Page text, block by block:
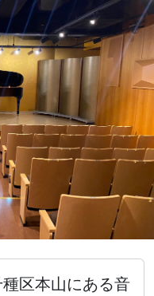
区本山にある音